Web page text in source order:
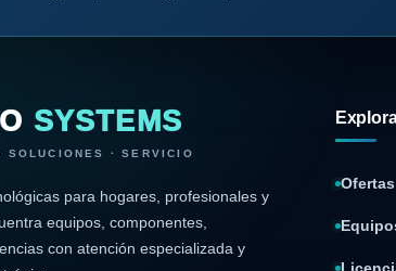
SYSTEMS
SOLUCIONES · SERVICIO
para hogares, profesionales y
equipos, componentes,
con atención especializada y